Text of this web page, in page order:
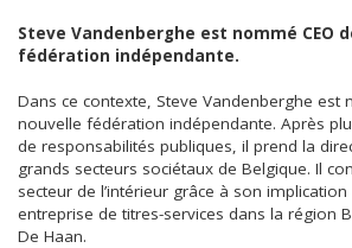
Steve Vandenberghe est nommé CEO
fédération indépendante.
Dans ce contexte, Steve Vandenberghe est
nouvelle fédération indépendante. Après
de responsabilités publiques, il prend la
grands secteurs sociétaux de Belgique. Il
secteur de l’intérieur grâce à son
entreprise de titres-services dans la région
De Haan.